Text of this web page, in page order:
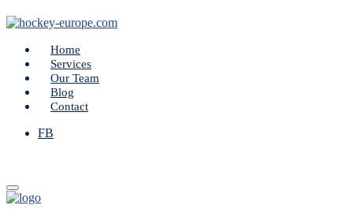
Home
Services
Our Team
Blog
Contact
FB